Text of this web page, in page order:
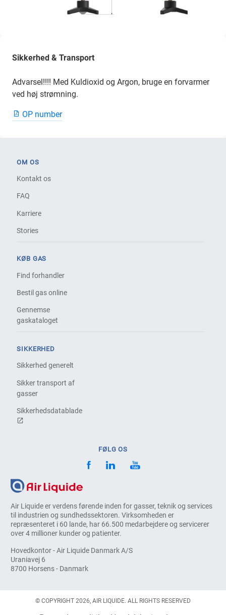
Sikkerhed & Transport
Advarsel!!!! Med Kuldioxid og Argon, bruge en forvarmer
ved høj strømning.
OP number
Air Liquide er verdens førende inden for gasser, teknik og services
til industrien og sundhedssektoren. Virksomheden er
repræsenteret i 60 lande, har 66.500 medarbejdere og servicerer
over 4 millioner kunder og patienter.
Hovedkontor - Air Liquide Danmark A/S
Uraniavej 6
8700 Horsens - Danmark
OM OS
Kontakt os
FAQ
Karriere
Stories
KØB GAS
Find forhandler
Bestil gas online
Gennemse
gaskataloget
SIKKERHED
Sikkerhed generelt
Sikker transport af
gasser
Sikkerhedsdatablade
FØLG OS
© COPYRIGHT 2026, AIR LIQUIDE. ALL RIGHTS RESERVED